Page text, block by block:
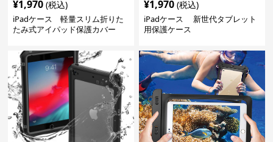
¥1,970 (税込)
iPadケース 軽量スリム折りた
たみ式アイパッド保護カバー
¥1,970 (税込)
iPadケース 新世代タブレット
用保護ケース